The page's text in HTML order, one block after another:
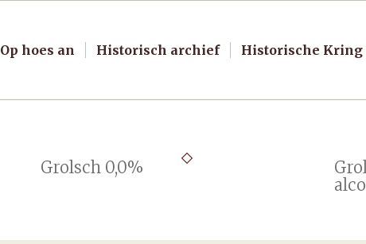
Op hoes an Historisch archief Historische Kring
Grolsch 0,0%